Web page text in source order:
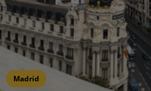
Madrid